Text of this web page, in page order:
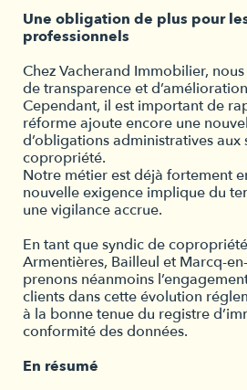
Une obligation de plus pour
professionnels
Chez Vacherand Immobilier,
de transparence et
Cependant, il est important de
réforme ajoute encore une
d’obligations administratives aux
copropriété.
Notre métier est déjà fortement
nouvelle exigence implique du
une vigilance accrue.
En tant que syndic de
Armentières, Bailleul et Marcq-
prenons néanmoins
clients dans cette évolution
à la bonne tenue du registre
conformité des données.
En résumé